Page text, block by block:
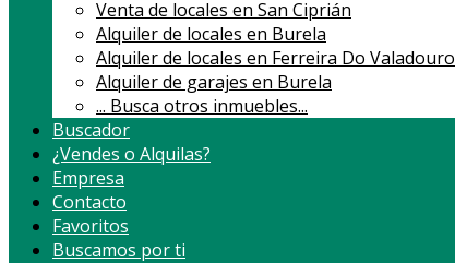
Venta de locales en San Ciprián
Alquiler de locales en Burela
Alquiler de locales en Ferreira Do Valadouro
Alquiler de garajes en Burela
... Busca otros inmuebles...
Buscador
¿Vendes o Alquilas?
Empresa
Contacto
Favoritos
Buscamos por ti